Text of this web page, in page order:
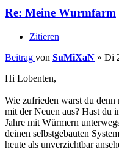
Re: Meine Wurmfarm
Zitieren
Beitrag von SuMiXaN » Di
Hi Lobenten,
Wie zufrieden warst du
mit der Neuen aus? Hast du
Jahre mit Würmern
deinen selbstgebauten
heute als unverzichtbar